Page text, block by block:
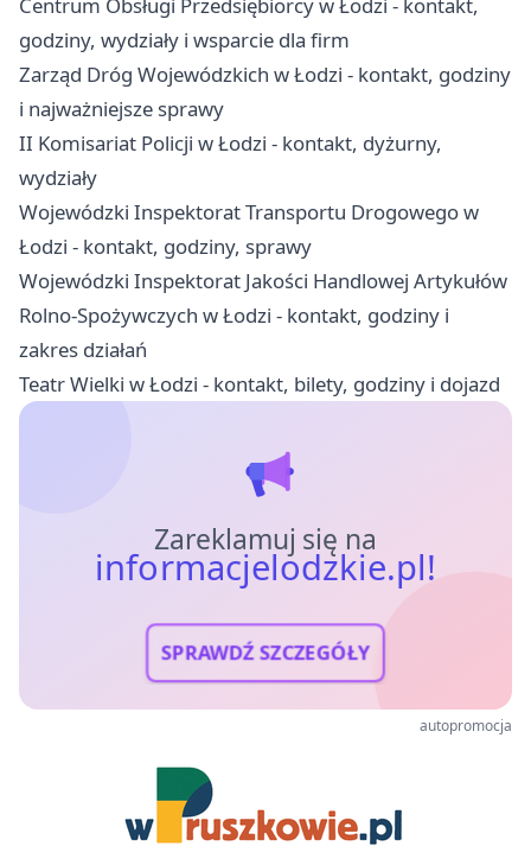
godziny, wydziały i wsparcie dla firm
Zarząd Dróg Wojewódzkich w Łodzi - kontakt, godziny
i najważniejsze sprawy
II Komisariat Policji w Łodzi - kontakt, dyżurny,
wydziały
Wojewódzki Inspektorat Transportu Drogowego w
Łodzi - kontakt, godziny, sprawy
Wojewódzki Inspektorat Jakości Handlowej Artykułów
Rolno-Spożywczych w Łodzi - kontakt, godziny i
zakres działań
Teatr Wielki w Łodzi - kontakt, bilety, godziny i dojazd
Zareklamuj się na
informacjelodzkie.pl!
SPRAWDŹ SZCZEGÓŁY
autopromocja